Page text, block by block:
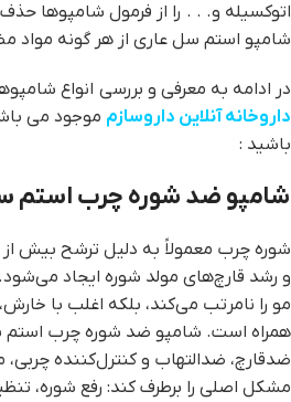
اتوکسیله و. . . را از فرمول شامپوها
شامپو استم سل عاری از هر گونه
در ادامه به معرفی و بررسی انواع
داروخانه آنلاین داروسازم موجود می
باشید :
شامپو ضد شوره چرب استم سل 250
شوره چرب معمولاً به دلیل ترشح بیش
و رشد قارچ‌های مولد شوره ایجاد
مو را نامرتب می‌کند، بلکه اغلب با
همراه است. شامپو ضد شوره چرب استم
ضدقارچ، ضدالتهاب و کنترل‌کننده
مشکل اصلی را برطرف کند: رفع شوره،